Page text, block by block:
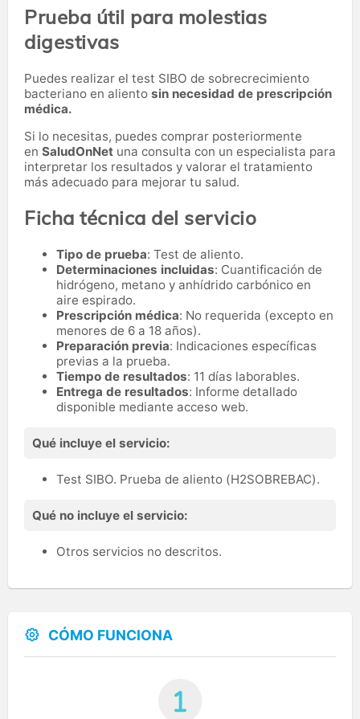
Prueba útil para molestias
digestivas
Puedes realizar el test SIBO de sobrecrecimiento
bacteriano en aliento sin necesidad de prescripción
médica.
Si lo necesitas, puedes comprar posteriormente
en SaludOnNet una consulta con un especialista para
interpretar los resultados y valorar el tratamiento
más adecuado para mejorar tu salud.
Ficha técnica del servicio
Tipo de prueba: Test de aliento.
Determinaciones incluidas: Cuantificación de
hidrógeno, metano y anhídrido carbónico en
aire espirado.
Prescripción médica: No requerida (excepto en
menores de 6 a 18 años).
Preparación previa: Indicaciones específicas
previas a la prueba.
Tiempo de resultados: 11 días laborables.
Entrega de resultados: Informe detallado
disponible mediante acceso web.
Qué incluye el servicio:
Test SIBO. Prueba de aliento (H2SOBREBAC).
Qué no incluye el servicio:
Otros servicios no descritos.
CÓMO FUNCIONA